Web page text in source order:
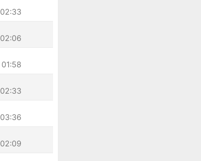
02:33
02:06
01:58
02:33
03:36
02:09